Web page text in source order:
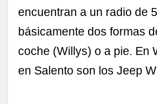
encuentran a un radio de
básicamente dos formas
coche (Willys) o a pie. En
en Salento son los Jeep